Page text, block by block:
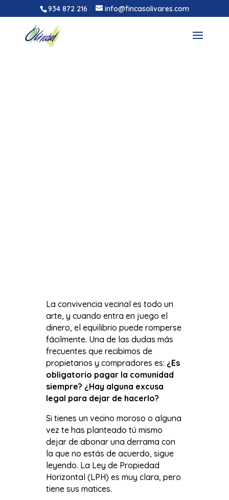
934 872 216 info@fincasolivares.com
La convivencia vecinal es todo un
arte, y cuando entra en juego el
dinero, el equilibrio puede romperse
fácilmente. Una de las dudas más
frecuentes que recibimos de
propietarios y compradores es: ¿Es
obligatorio pagar la comunidad
siempre? ¿Hay alguna excusa
legal para dejar de hacerlo?
Si tienes un vecino moroso o alguna
vez te has planteado tú mismo
dejar de abonar una derrama con
la que no estás de acuerdo, sigue
leyendo. La Ley de Propiedad
Horizontal (LPH) es muy clara, pero
tiene sus matices.